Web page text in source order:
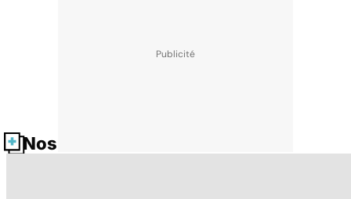
Nos fiches santé